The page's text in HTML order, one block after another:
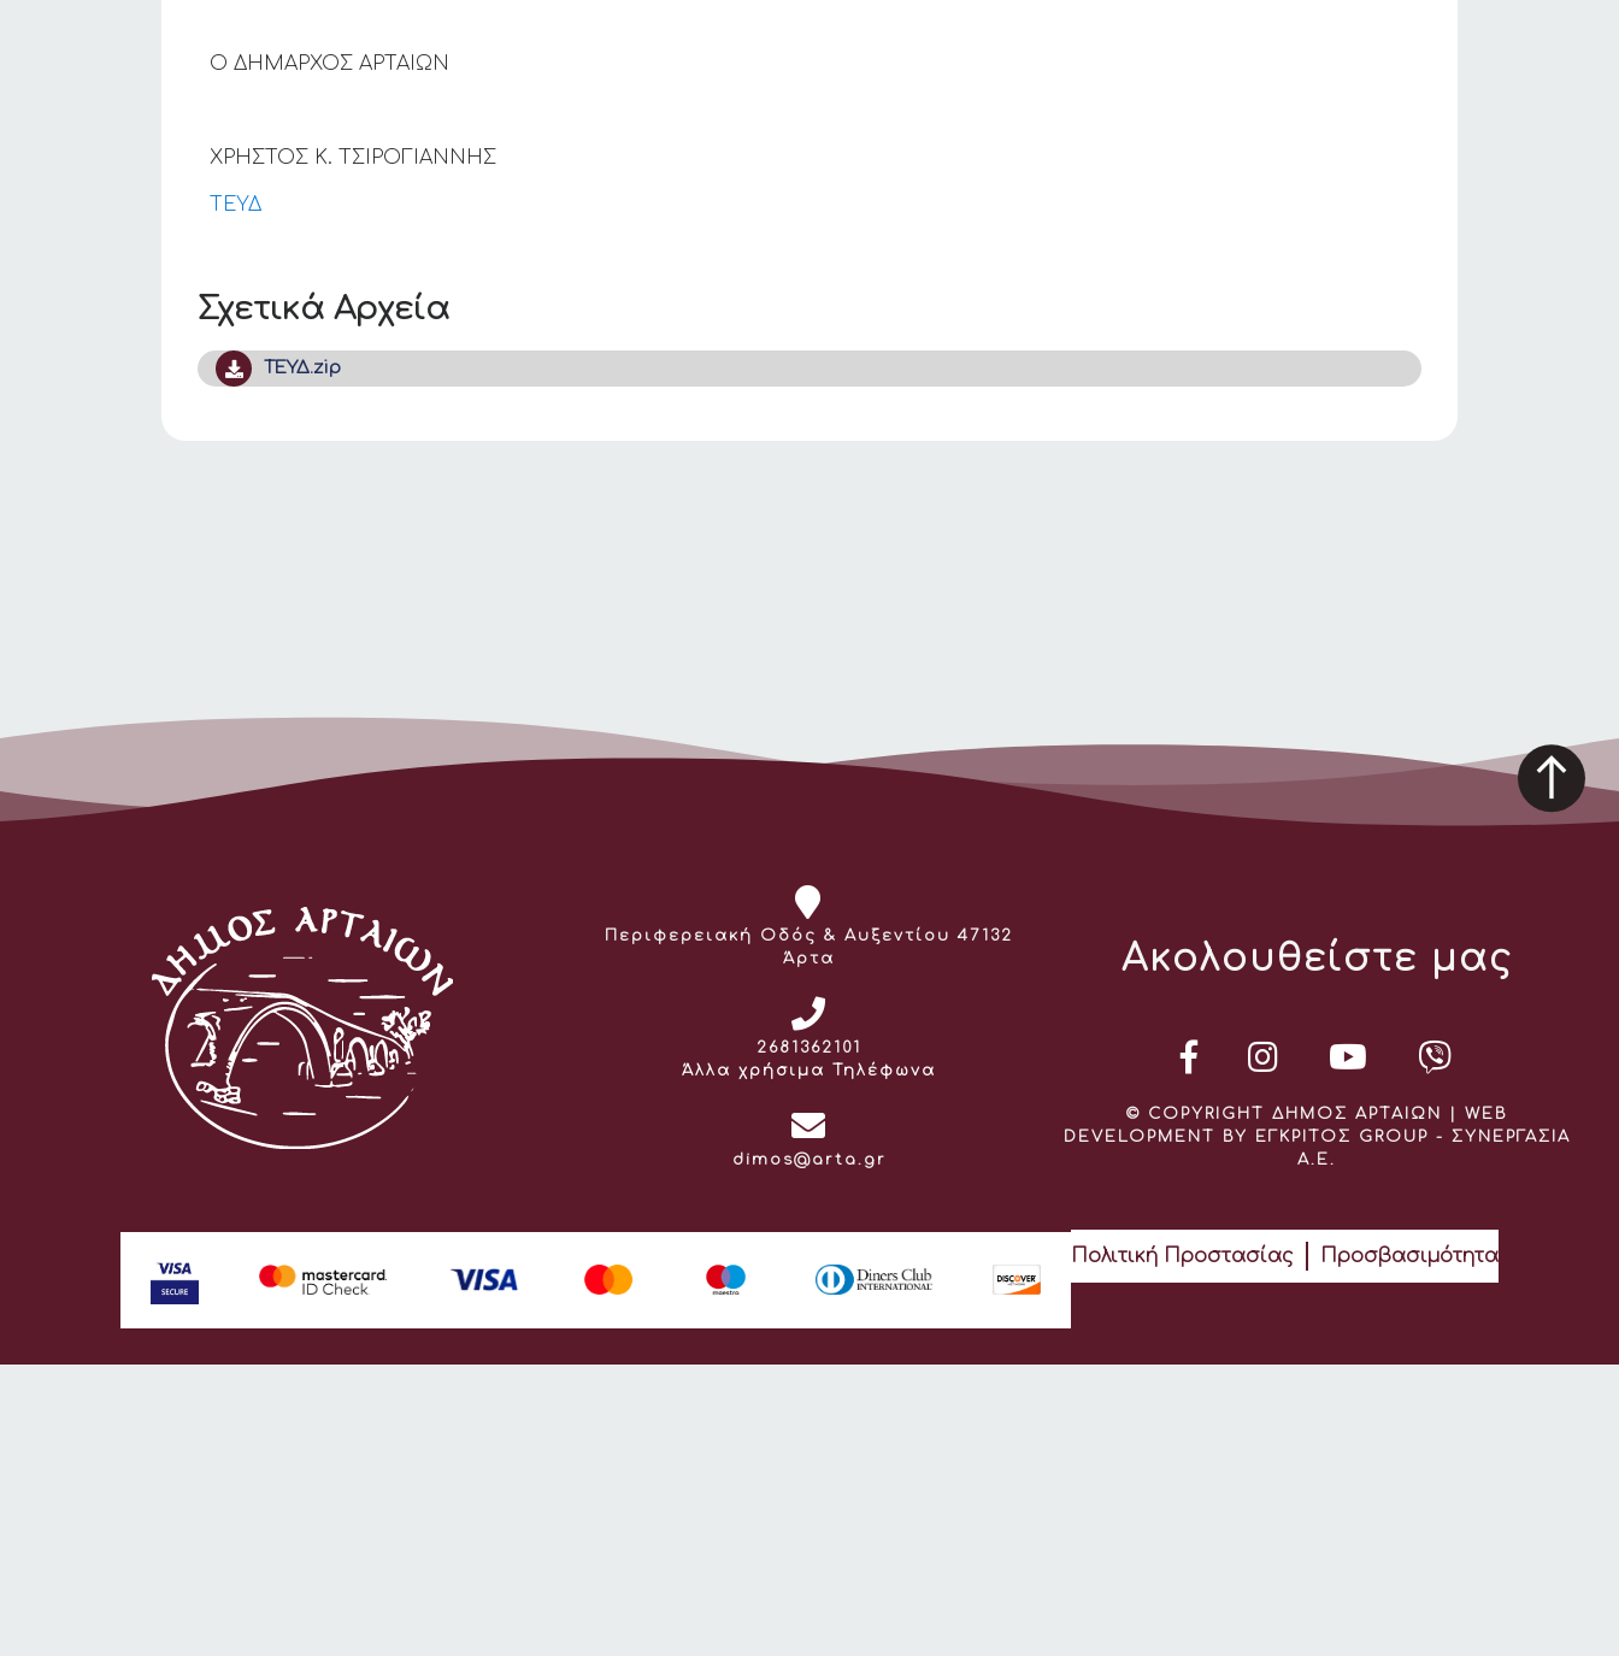
Σχετικά Αρχεία
ΤΕΥΔ.zip
Ο ΔΗΜΑΡΧΟΣ ΑΡΤΑΙΩΝ
ΧΡΗΣΤΟΣ Κ. ΤΣΙΡΟΓΙΑΝΝΗΣ
ΤΕΥΔ
Διεύθυνση:
Περιφερειακή Οδός & Αυξεντίου 47132
Άρτα
Τηλέφωνο:
2681362101
Άλλα χρήσιμα Τηλέφωνα
Email:
dimos@arta.gr
Ακολουθείστε μας
© COPYRIGHT ΔΗΜΟΣ ΑΡΤΑΙΩΝ | WEB
DEVELOPMENT BY ΕΓΚΡΙΤΟΣ GROUP - ΣΥΝΕΡΓΑΣΙΑ
Α.Ε.
Πολιτική Προστασίας Προσβασιμότητα